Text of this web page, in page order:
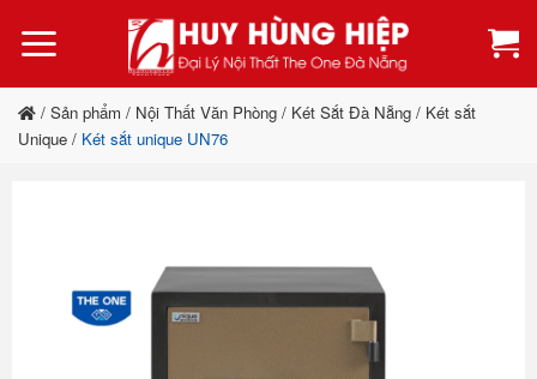
qua
dung
/ Sản phẩm / Nội Thất Văn Phòng / Két Sắt Đà Nẵng / Két sắt
Unique / Két sắt unique UN76